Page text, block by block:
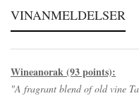
VINANMELDELSER
Wineanorak (93 points):
"A fragrant blend of old vine